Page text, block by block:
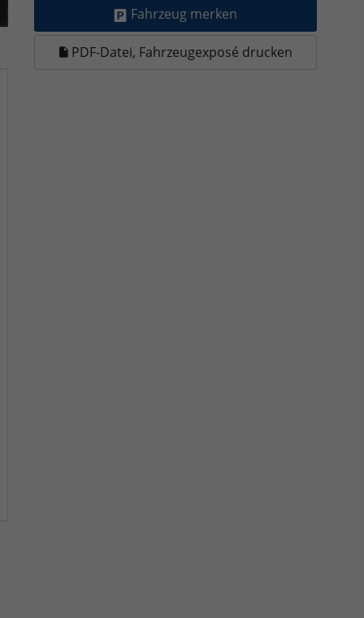
Fahrzeug merken
PDF-Datei, Fahrzeugexposé drucken